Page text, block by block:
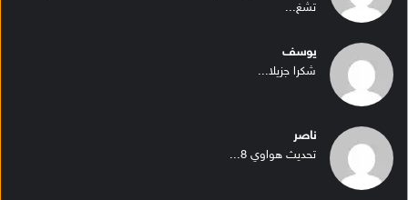
تشغ...
يوسف
شكرا جزيلا...
ناصر
تحديث هواوي 8...